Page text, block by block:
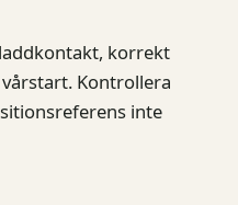
korrekt
Kontrollera
inte